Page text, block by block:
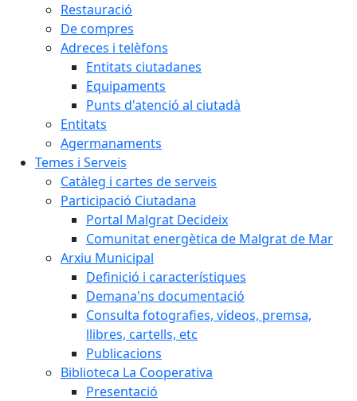
Restauració
De compres
Adreces i telèfons
Entitats ciutadanes
Equipaments
Punts d'atenció al ciutadà
Entitats
Agermanaments
Temes i Serveis
Catàleg i cartes de serveis
Participació Ciutadana
Portal Malgrat Decideix
Comunitat energètica de Malgrat de Mar
Arxiu Municipal
Definició i característiques
Demana'ns documentació
Consulta fotografies, vídeos, premsa,
llibres, cartells, etc
Publicacions
Biblioteca La Cooperativa
Presentació